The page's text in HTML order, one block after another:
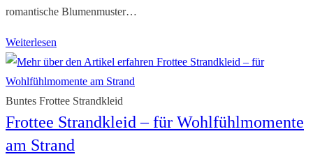
romantische Blumenmuster…
Weiterlesen
Strandkleid:
Ihr
individuelles
Sommeroutfit
Buntes Frottee Strandkleid
Frottee Strandkleid – für Wohlfühlmomente
am Strand